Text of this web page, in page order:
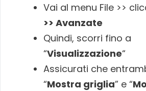
Vai al menu File >>
>> Avanzate
Quindi, scorri fino a
“Visualizzazione“
Assicurati che
“Mostra griglia” e “